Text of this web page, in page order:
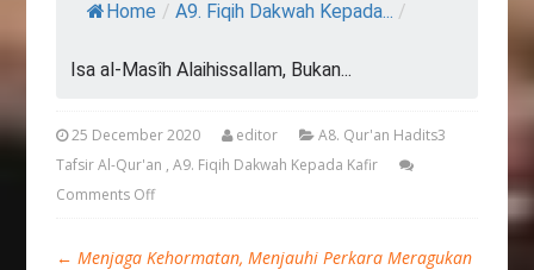
Home / A9. Fiqih Dakwah Kepada... /
Isa al-Masîh Alaihissallam, Bukan...
25 December 2020 editor
A8. Qur'an Hadits3
Tafsir Al-Qur'an ,A9. Fiqih Dakwah Kepada Kafir
Comments Off
← Menjaga Kehormatan, Menjauhi Perkara Meragukan